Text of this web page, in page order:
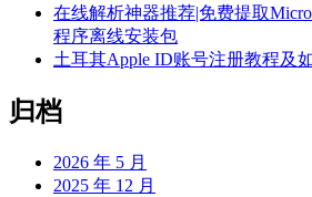
在线解析神器推荐|免费提取
程序离线安装包
土耳其Apple ID账号注册教程及
归档
2026 年 5 月
2025 年 12 月